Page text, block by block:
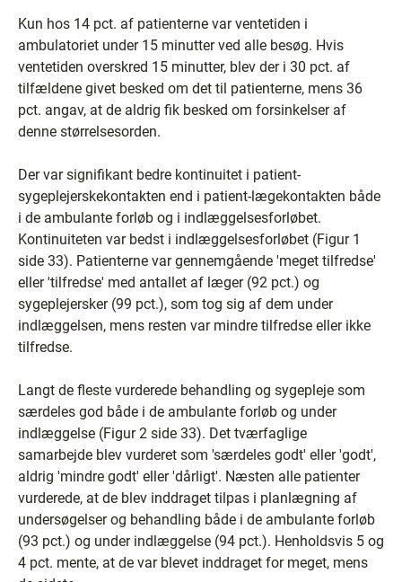
Kun hos 14 pct. af patienterne var ventetiden i
ambulatoriet under 15 minutter ved alle besøg. Hvis
ventetiden overskred 15 minutter, blev der i 30 pct. af
tilfældene givet besked om det til patienterne, mens 36
pct. angav, at de aldrig fik besked om forsinkelser af
denne størrelsesorden.
Der var signifikant bedre kontinuitet i patient-
sygeplejerskekontakten end i patient-lægekontakten både
i de ambulante forløb og i indlæggelsesforløbet.
Kontinuiteten var bedst i indlæggelsesforløbet (Figur 1
side 33). Patienterne var gennemgående 'meget tilfredse'
eller 'tilfredse' med antallet af læger (92 pct.) og
sygeplejersker (99 pct.), som tog sig af dem under
indlæggelsen, mens resten var mindre tilfredse eller ikke
tilfredse.
Langt de fleste vurderede behandling og sygepleje som
særdeles god både i de ambulante forløb og under
indlæggelse (Figur 2 side 33). Det tværfaglige
samarbejde blev vurderet som 'særdeles godt' eller 'godt',
aldrig 'mindre godt' eller 'dårligt'. Næsten alle patienter
vurderede, at de blev inddraget tilpas i planlægning af
undersøgelser og behandling både i de ambulante forløb
(93 pct.) og under indlæggelse (94 pct.). Henholdsvis 5 og
4 pct. mente, at de var blevet inddraget for meget, mens